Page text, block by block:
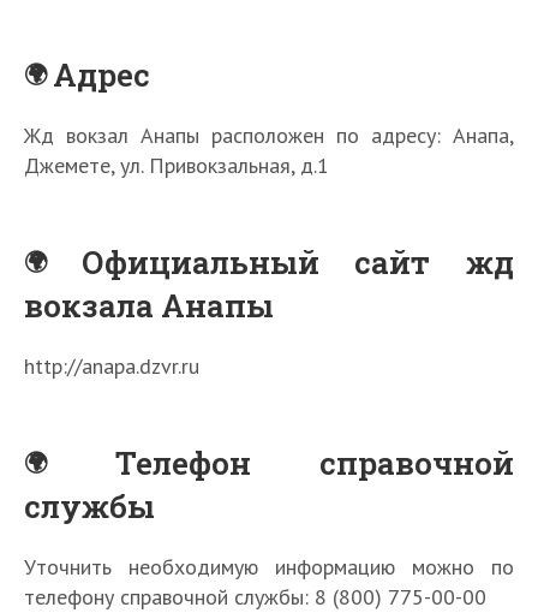
Адрес
Жд вокзал Анапы расположен по адресу: Анапа,
Джемете, ул. Привокзальная, д.1
Официальный сайт жд
вокзала Анапы
http://anapa.dzvr.ru
Телефон справочной
службы
Уточнить необходимую информацию можно по
телефону справочной службы: 8 (800) 775-00-00